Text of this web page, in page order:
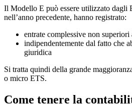
Il Modello E può essere utilizzato dagli
nell’anno precedente, hanno registrato:
entrate complessive non superiori
indipendentemente dal fatto che
giuridica
Si tratta quindi della grande
o micro ETS.
Come tenere la